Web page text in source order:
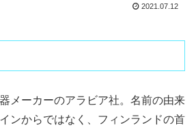
2021.07.12
メーカーのアラビア社。名前の由来
ンからではなく、フィンランドの首